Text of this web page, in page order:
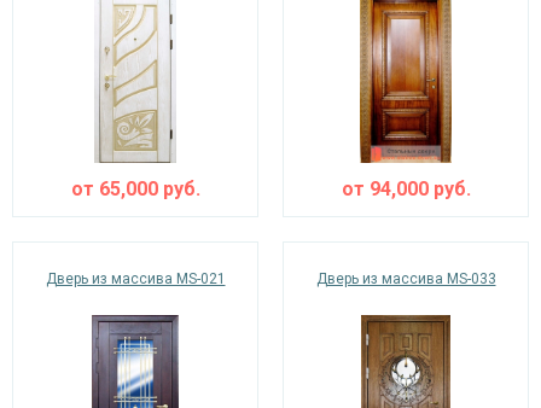
от 65,000руб. от 94,000руб.
Дверь из массива MS-021 Дверь из массива MS-033